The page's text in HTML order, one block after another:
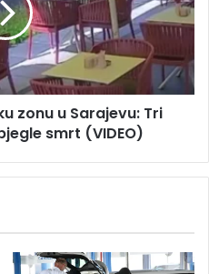
zonu u Sarajevu: Tri
smrt (VIDEO)